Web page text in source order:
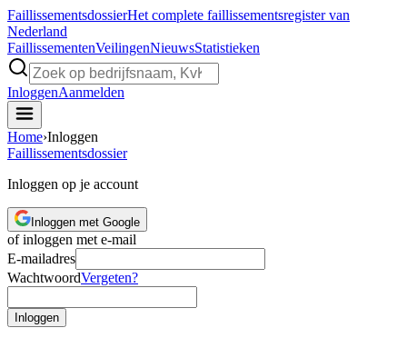
FaillissementsdossierHet complete faillissementsregister van
Nederland
FaillissementenVeilingenNieuwsStatistieken
InloggenAanmelden
Home›Inloggen
Faillissementsdossier
Inloggen op je account
Inloggen met Google
of inloggen met e-mail
E-mailadres
WachtwoordVergeten?
Inloggen